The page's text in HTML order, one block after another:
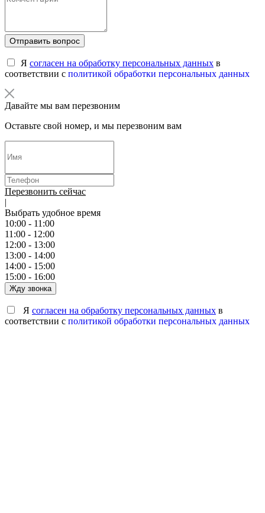
Отправить вопрос
Я согласен на обработку персональных данных в
соответствии с политикой обработки персональных данных
Давайте мы вам перезвоним
Оставьте свой номер, и мы перезвоним вам
Перезвонить сейчас
|
Выбрать удобное время
10:00 - 11:00
11:00 - 12:00
12:00 - 13:00
13:00 - 14:00
14:00 - 15:00
15:00 - 16:00
Жду звонка
Я согласен на обработку персональных данных в
соответствии с политикой обработки персональных данных